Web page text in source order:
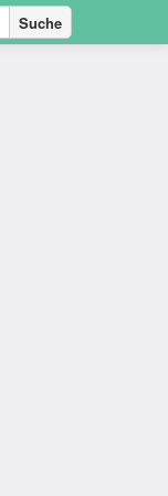
Suche